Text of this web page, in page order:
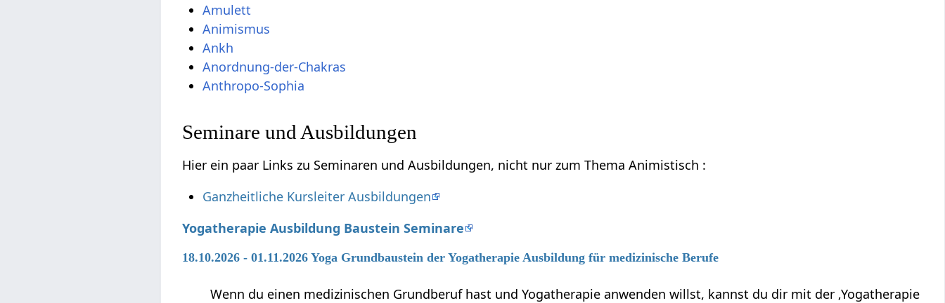
Amulett
Animismus
Ankh
Anordnung-der-Chakras
Anthropo-Sophia
Seminare und Ausbildungen
Hier ein paar Links zu Seminaren und Ausbildungen, nicht nur zum Thema Animistisch :
Ganzheitliche Kursleiter Ausbildungen
Yogatherapie Ausbildung Baustein Seminare
18.10.2026 - 01.11.2026 Yoga Grundbaustein der Yogatherapie Ausbildung für medizinische Berufe
Wenn du einen medizinischen Grundberuf hast und Yogatherapie anwenden willst, kannst du dir mit der ‚Yogatherapie